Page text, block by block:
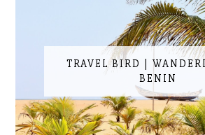
TRAVEL BIRD |
BENIN